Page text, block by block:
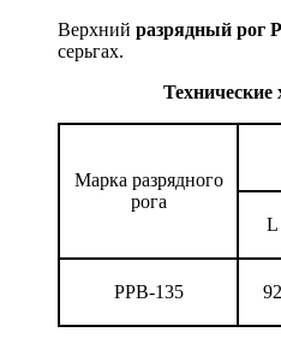
Верхний разрядный рог
серьгах.
Технические
Марка разрядного
рога
L
РРВ-135 92